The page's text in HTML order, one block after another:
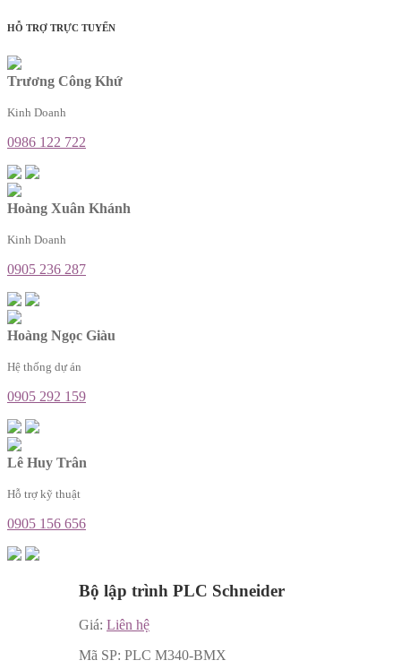
HỖ TRỢ TRỰC TUYẾN
Trương Công Khứ
Kinh Doanh
0986 122 722
Hoàng Xuân Khánh
Kinh Doanh
0905 236 287
Hoàng Ngọc Giàu
Hệ thống dự án
0905 292 159
Lê Huy Trân
Hỗ trợ kỹ thuật
0905 156 656
Bộ lập trình PLC Schneider
Giá: Liên hệ
Mã SP: PLC M340-BMX